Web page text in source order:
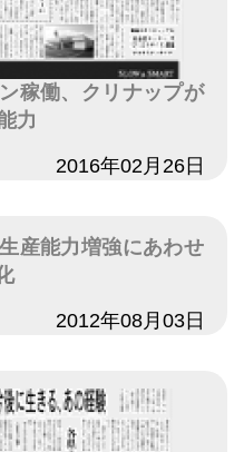
稼働、クリナップが
力
2016年02月26日
産能力増強にあわせ
2012年08月03日